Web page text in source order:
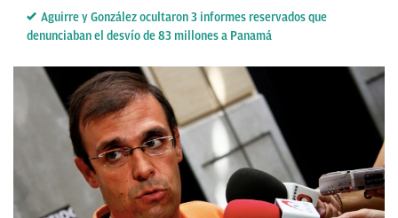
Aguirre y González ocultaron 3 informes reservados que
denunciaban el desvío de 83 millones a Panamá